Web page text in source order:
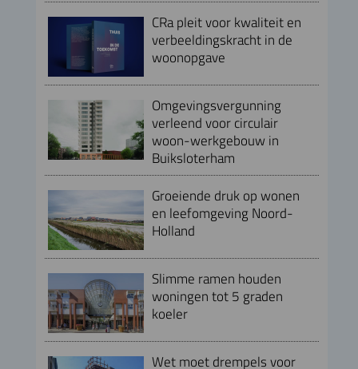
CRa pleit voor kwaliteit en
verbeeldingskracht in de
woonopgave
Omgevingsvergunning
verleend voor circulair
woon-werkgebouw in
Buiksloterham
Groeiende druk op wonen
en leefomgeving Noord-
Holland
Slimme ramen houden
woningen tot 5 graden
koeler
Wet moet drempels voor